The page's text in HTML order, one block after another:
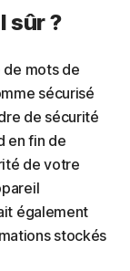
sûr ?
de mots de
sécurisé
de sécurité
en fin de
de votre
également
stockés